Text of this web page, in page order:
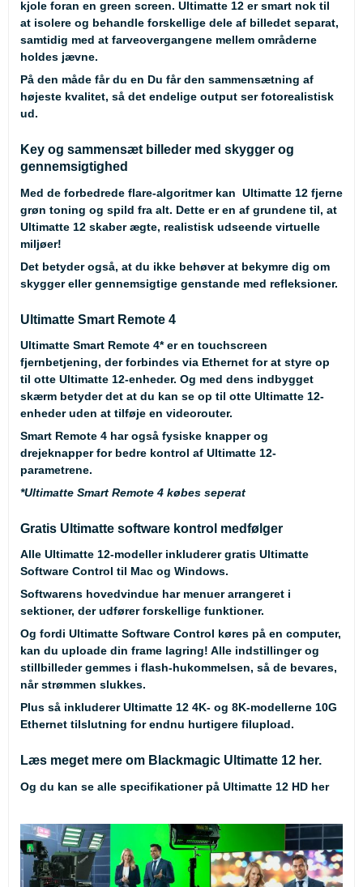
kjole foran en green screen. Ultimatte 12 er smart nok til
at isolere og behandle forskellige dele af billedet separat,
samtidig med at farveovergangene mellem områderne
holdes jævne.
På den måde får du en Du får den sammensætning af
højeste kvalitet, så det endelige output ser fotorealistisk
ud.
Key og sammensæt billeder med skygger og
gennemsigtighed
Med de forbedrede flare-algoritmer kan Ultimatte 12 fjerne
grøn toning og spild fra alt. Dette er en af grundene til, at
Ultimatte 12 skaber ægte, realistisk udseende virtuelle
miljøer!
Det betyder også, at du ikke behøver at bekymre dig om
skygger eller gennemsigtige genstande med refleksioner.
Ultimatte Smart Remote 4
Ultimatte Smart Remote 4* er en touchscreen
fjernbetjening, der forbindes via Ethernet for at styre op
til otte Ultimatte 12-enheder. Og med dens indbygget
skærm betyder det at du kan se op til otte Ultimatte 12-
enheder uden at tilføje en videorouter.
Smart Remote 4 har også fysiske knapper og
drejeknapper for bedre kontrol af Ultimatte 12-
parametrene.
*Ultimatte Smart Remote 4 købes seperat
Gratis Ultimatte software kontrol medfølger
Alle Ultimatte 12-modeller inkluderer gratis Ultimatte
Software Control til Mac og Windows.
Softwarens hovedvindue har menuer arrangeret i
sektioner, der udfører forskellige funktioner.
Og fordi Ultimatte Software Control køres på en computer,
kan du uploade din frame lagring! Alle indstillinger og
stillbilleder gemmes i flash-hukommelsen, så de bevares,
når strømmen slukkes.
Plus så inkluderer Ultimatte 12 4K- og 8K-modellerne 10G
Ethernet tilslutning for endnu hurtigere filupload.
Læs meget mere om Blackmagic Ultimatte 12 her.
Og du kan se alle specifikationer på Ultimatte 12 HD her